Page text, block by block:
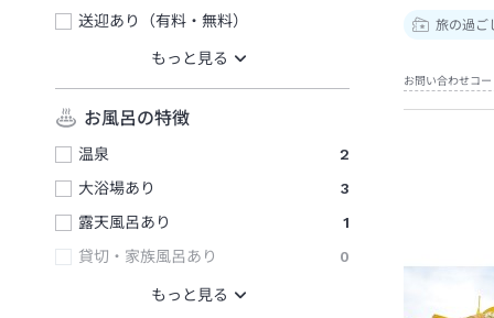
送迎あり（有料・無料）
お風呂の特徴
温泉
2
大浴場あり
3
露天風呂あり
1
貸切・家族風呂あり
0
旅の過
お問い合わせコー